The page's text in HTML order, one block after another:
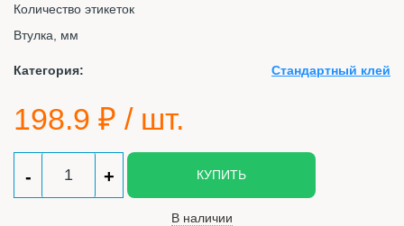
Количество этикеток
Втулка, мм
Категория: Стандартный клей
198.9 ₽ / шт.
- + КУПИТЬ
В наличии